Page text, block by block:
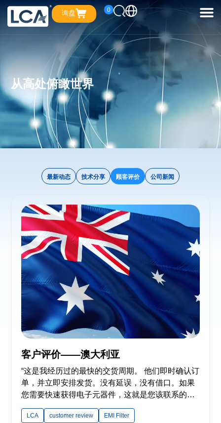
询盘 0
从高处俯瞰世界
最新动态 技术分享 顾客评价 公司新闻
客户评价——澳大利亚
“这是我经历过的最快的交货周期。 他们即时确认订
单，并立即安排发货。没有延误，没有借口。如果
您需要快速获得电子元器件，这就是您该联系的那
家供应商。” ——来自澳大利亚的客户
LCA customer review EMI Filter